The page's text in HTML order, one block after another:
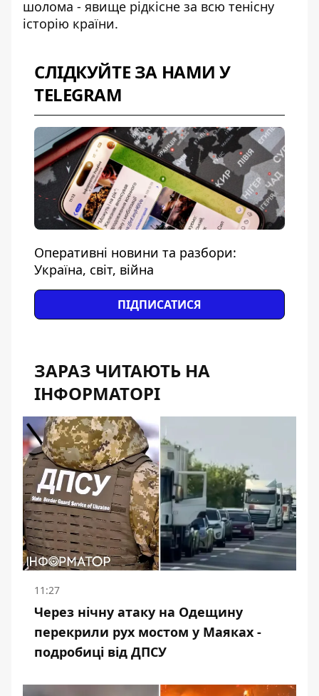
шолома - явище рідкісне за всю тенісну
історію країни.
СЛІДКУЙТЕ ЗА НАМИ У
TELEGRAM
Оперативні новини та разбори:
Україна, світ, війна
ПІДПИСАТИСЯ
ЗАРАЗ ЧИТАЮТЬ НА
ІНФОРМАТОРІ
11:27
Через нічну атаку на Одещину
перекрили рух мостом у Маяках -
подробиці від ДПСУ